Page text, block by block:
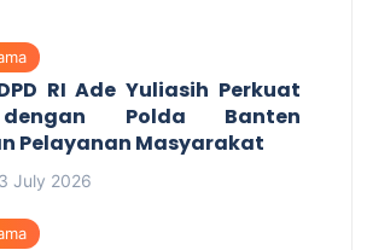
RI Ade Yuliasih Perkuat
Polda Banten
Pelayanan Masyarakat
July 2026